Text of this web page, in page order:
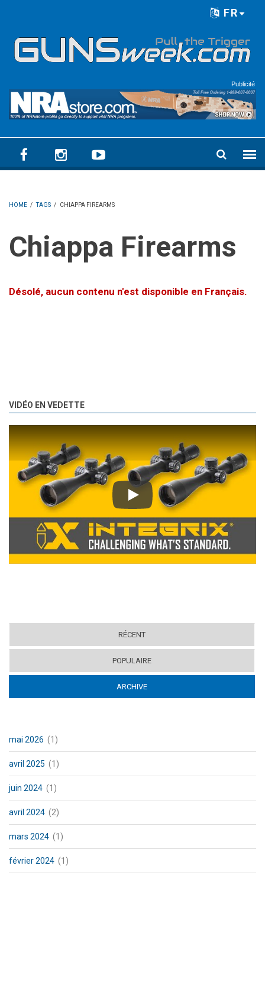
FR
Publicité
HOME / TAGS / CHIAPPA FIREARMS
Chiappa Firearms
Désolé, aucun contenu n'est disponible en Français.
VIDÉO EN VEDETTE
Play
RÉCENT
POPULAIRE
ARCHIVE
mai 2026 (1)
avril 2025 (1)
juin 2024 (1)
avril 2024 (2)
mars 2024 (1)
février 2024 (1)